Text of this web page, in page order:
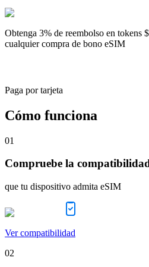
Obtenga 3% de reembolso en tokens
cualquier compra de bono eSIM
Paga por tarjeta
Cómo funciona
01
Compruebe la
que tu dispositivo admita eSIM
Ver compatibilidad
02